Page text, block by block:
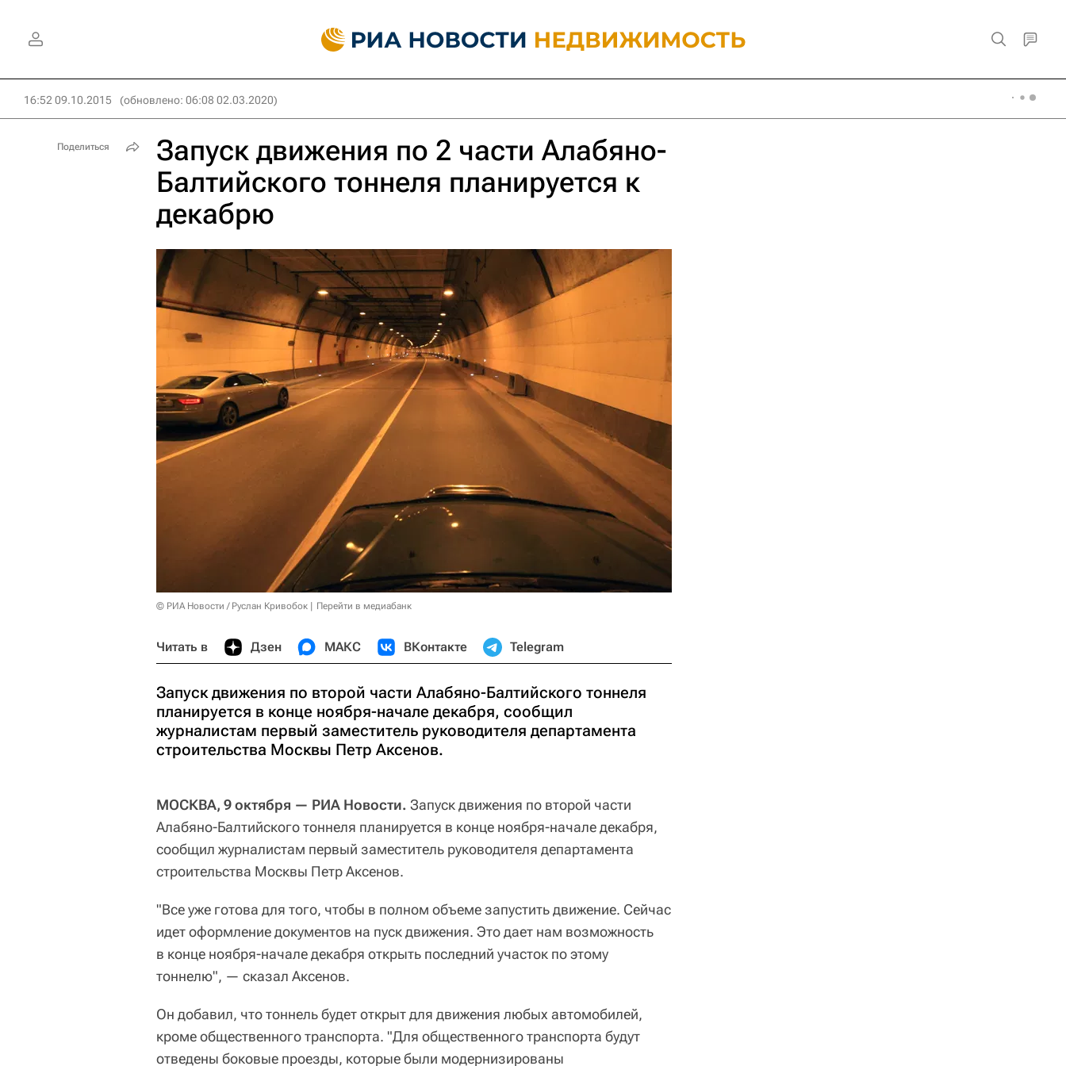
16:52 09.10.2015 (обновлено: 06:08 02.03.2020)
Запуск движения по 2 части Алабяно-
Балтийского тоннеля планируется к
декабрю
© РИА Новости / Руслан Кривобок Перейти в медиабанк
Читать в Дзен МАКС ВКонтакте Telegram
Запуск движения по второй части Алабяно-Балтийского тоннеля
планируется в конце ноября-начале декабря, сообщил
журналистам первый заместитель руководителя департамента
строительства Москвы Петр Аксенов.
МОСКВА, 9 октября — РИА Новости. Запуск движения по второй части
Алабяно-Балтийского тоннеля планируется в конце ноября-начале декабря,
сообщил журналистам первый заместитель руководителя департамента
строительства Москвы Петр Аксенов.
"Все уже готова для того, чтобы в полном объеме запустить движение. Сейчас
идет оформление документов на пуск движения. Это дает нам возможность
в конце ноября-начале декабря открыть последний участок по этому
тоннелю", — сказал Аксенов.
Он добавил, что тоннель будет открыт для движения любых автомобилей,
кроме общественного транспорта. "Для общественного транспорта будут
отведены боковые проезды, которые были модернизированы
Поделиться